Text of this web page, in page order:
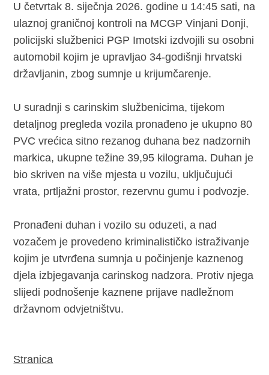
U četvrtak 8. siječnja 2026. godine u 14:45 sati, na
ulaznoj graničnoj kontroli na MCGP Vinjani Donji,
policijski službenici PGP Imotski izdvojili su osobni
automobil kojim je upravljao 34-godišnji hrvatski
državljanin, zbog sumnje u krijumčarenje.
U suradnji s carinskim službenicima, tijekom
detaljnog pregleda vozila pronađeno je ukupno 80
PVC vrećica sitno rezanog duhana bez nadzornih
markica, ukupne težine 39,95 kilograma. Duhan je
bio skriven na više mjesta u vozilu, uključujući
vrata, prtljažni prostor, rezervnu gumu i podvozje.
Pronađeni duhan i vozilo su oduzeti, a nad
vozačem je provedeno kriminalističko istraživanje
kojim je utvrđena sumnja u počinjenje kaznenog
djela izbjegavanja carinskog nadzora. Protiv njega
slijedi podnošenje kaznene prijave nadležnom
državnom odvjetništvu.
Stranica